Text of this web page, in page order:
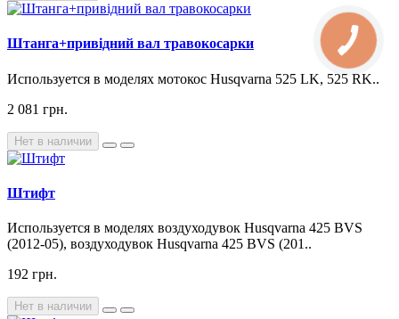
Штанга+привідний вал травокосарки
Используется в моделях мотокос Husqvarna 525 LK, 525 RK..
2 081 грн.
Нет в наличии
Штифт
Используется в моделях воздуходувок Husqvarna 425 BVS
(2012-05), воздуходувок Husqvarna 425 BVS (201..
192 грн.
Нет в наличии